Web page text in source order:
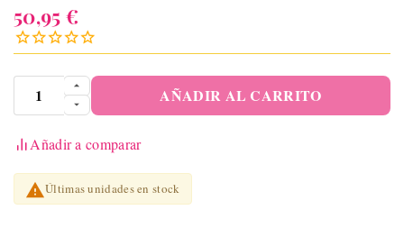
50,95 €
AÑADIR AL CARRITO
Añadir a comparar
Últimas unidades en stock